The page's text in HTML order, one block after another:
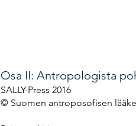
Osa II: Antropologista
SALLY-Press 2016
© Suomen antroposofisen